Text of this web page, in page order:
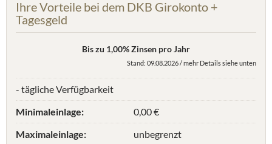
Ihre Vorteile bei dem DKB Girokonto +
Tagesgeld
Bis zu 1,00% Zinsen pro Jahr
Stand: 09.08.2026 / mehr Details siehe unten
- tägliche Verfügbarkeit
Minimaleinlage:
0,00 €
Maximaleinlage:
unbegrenzt